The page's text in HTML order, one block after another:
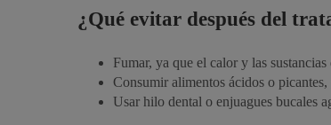
¿Qué evitar después del
Fumar, ya que el calor y las
Consumir alimentos ácidos o
Usar hilo dental o enjuagues bucales